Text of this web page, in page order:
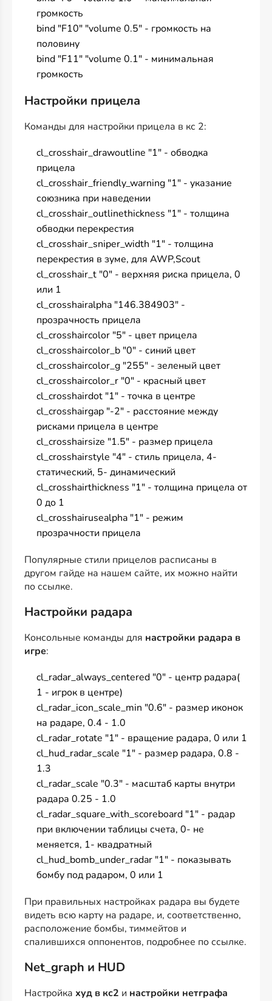
громкость
bind "F10" "volume 0.5" - громкость на
половину
bind "F11" "volume 0.1" - минимальная
громкость
Настройки прицела
Команды для настройки прицела в кс 2:
cl_crosshair_drawoutline "1" - обводка
прицела
cl_crosshair_friendly_warning "1" - указание
союзника при наведении
cl_crosshair_outlinethickness "1" - толщина
обводки перекрестия
cl_crosshair_sniper_width "1" - толщина
перекрестия в зуме, для AWP,Scout
cl_crosshair_t "0" - верхняя риска прицела, 0
или 1
cl_crosshairalpha "146.384903" -
прозрачность прицела
cl_crosshaircolor "5" - цвет прицела
cl_crosshaircolor_b "0" - синий цвет
cl_crosshaircolor_g "255" - зеленый цвет
cl_crosshaircolor_r "0" - красный цвет
cl_crosshairdot "1" - точка в центре
cl_crosshairgap "-2" - расстояние между
рисками прицела в центре
cl_crosshairsize "1.5" - размер прицела
cl_crosshairstyle "4" - стиль прицела, 4-
статический, 5- динамический
cl_crosshairthickness "1" - толщина прицела от
0 до 1
cl_crosshairusealpha "1" - режим
прозрачности прицела
Популярные стили прицелов расписаны в
другом гайде на нашем сайте, их можно найти
поссылке.
Настройки радара
Консольные команды для настройки радара в
игре:
cl_radar_always_centered "0" - центр радара(
1 - игрок в центре)
cl_radar_icon_scale_min "0.6" - размер иконок
на радаре, 0.4 - 1.0
cl_radar_rotate "1" - вращение радара, 0 или 1
cl_hud_radar_scale "1" - размер радара, 0.8 -
1.3
cl_radar_scale "0.3" - масштаб карты внутри
радара 0.25 - 1.0
cl_radar_square_with_scoreboard "1" - радар
при включении таблицы счета, 0- не
меняется, 1- квадратный
cl_hud_bomb_under_radar "1" - показывать
бомбу под радаром, 0 или 1
При правильных настройках радара вы будете
видеть всю карту на радаре, и, соответственно,
расположение бомбы, тиммейтов и
спалившихся оппонентов, подробнее поссылке.
Net_graph и HUD
Настройка худ в кс2 и настройки нетграфа